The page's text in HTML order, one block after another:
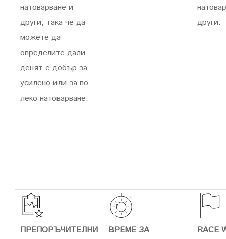
натоварване и
други, така че да
можете да
определите дали
денят е добър за
усилено или за по-
леко натоварване.
други.
ПРЕПОРЪЧИТЕЛНИ
ВРЕМЕ ЗА
RACE